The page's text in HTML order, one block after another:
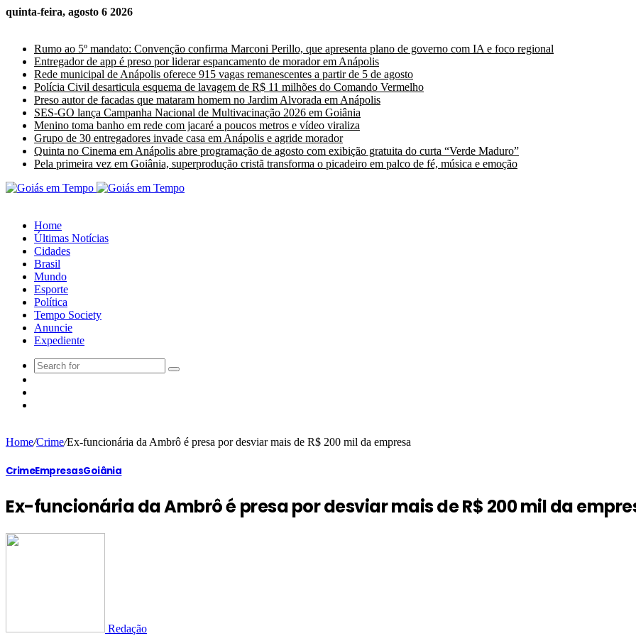
quinta-feira, agosto 6 2026
Rumo ao 5º mandato: Convenção confirma Marconi Perillo, que apresenta plano de governo com IA e foco regional
Entregador de app é preso por liderar espancamento de morador em Anápolis
Rede municipal de Anápolis oferece 915 vagas remanescentes a partir de 5 de agosto
Polícia Civil desarticula esquema de lavagem de R$ 11 milhões do Comando Vermelho
Preso autor de facadas que mataram homem no Jardim Alvorada em Anápolis
SES-GO lança Campanha Nacional de Multivacinação 2026 em Goiânia
Menino toma banho em rede com jacaré a poucos metros e vídeo viraliza
Grupo de 30 entregadores invade casa em Anápolis e agride morador
Quinta no Cinema em Anápolis abre programação de agosto com exibição gratuita do curta “Verde Maduro”
Pela primeira vez em Goiânia, superprodução cristã transforma o picadeiro em palco de fé, música e emoção
Home
Últimas Notícias
Cidades
Brasil
Mundo
Esporte
Política
Tempo Society
Anuncie
Expediente
Home/Crime/Ex-funcionária da Ambrô é presa por desviar mais de R$ 200 mil da empresa
CrimeEmpresasGoiânia
Ex-funcionária da Ambrô é presa por desviar mais de R$ 200 mil da
Redação